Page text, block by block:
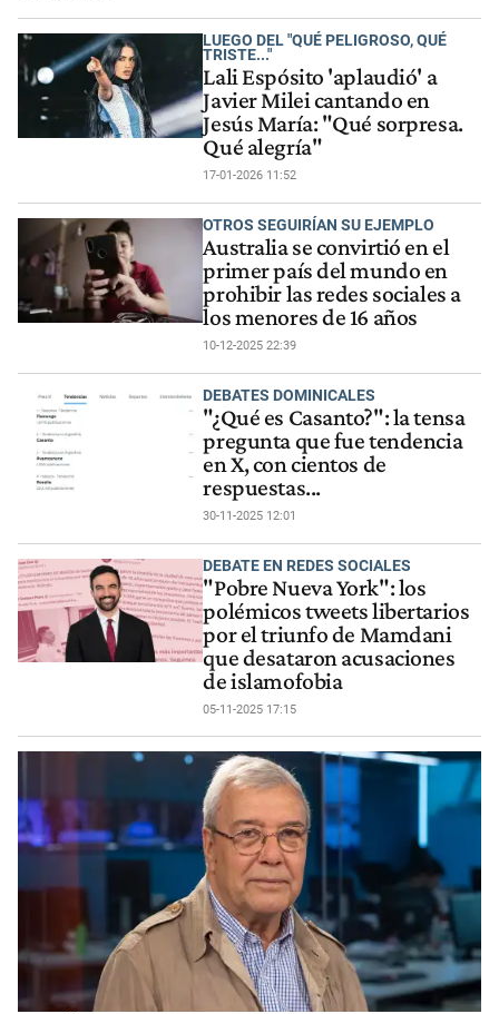
LUEGO DEL "QUÉ PELIGROSO, QUÉ
TRISTE..."
Lali Espósito 'aplaudió' a
Javier Milei cantando en
Jesús María: "Qué sorpresa.
Qué alegría"
17-01-2026 11:52
OTROS SEGUIRÍAN SU EJEMPLO
Australia se convirtió en el
primer país del mundo en
prohibir las redes sociales a
los menores de 16 años
10-12-2025 22:39
DEBATES DOMINICALES
"¿Qué es Casanto?": la tensa
pregunta que fue tendencia
en X, con cientos de
respuestas...
30-11-2025 12:01
DEBATE EN REDES SOCIALES
"Pobre Nueva York": los
polémicos tweets libertarios
por el triunfo de Mamdani
que desataron acusaciones
de islamofobia
05-11-2025 17:15